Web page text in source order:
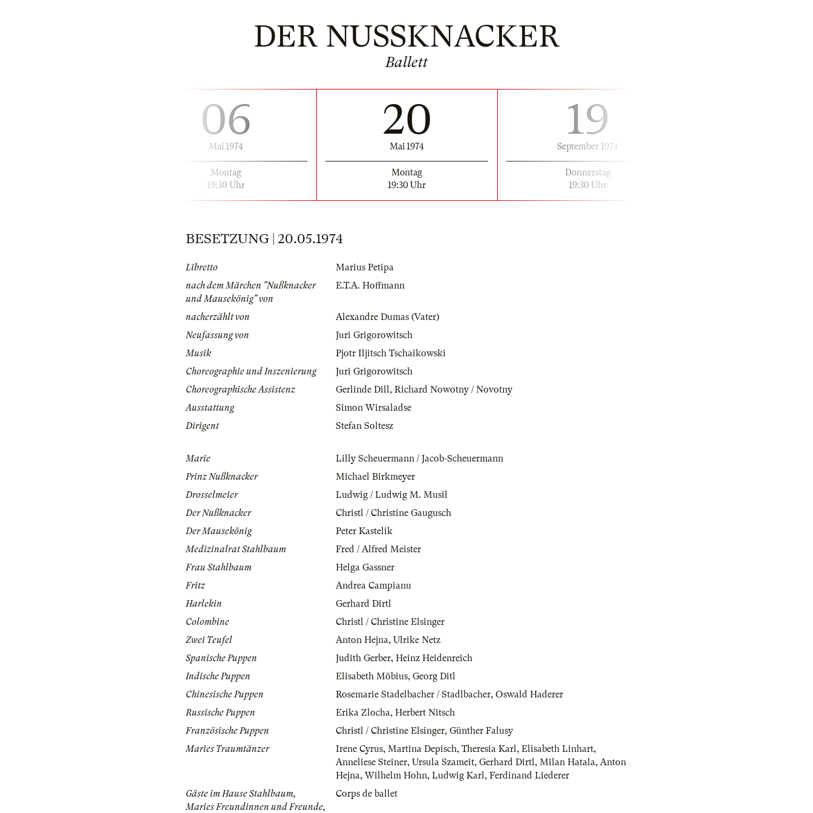
DER NUSSKNACKER
Ballett
06
Mai 1974
Montag
19:30 Uhr
20
Mai 1974
Montag
19:30 Uhr
19
September 1974
Donnerstag
19:30 Uhr
BESETZUNG | 20.05.1974
Libretto
Marius Petipa
nach dem Märchen "Nußknacker
und Mausekönig" von
E.T.A. Hoffmann
nacherzählt von
Alexandre Dumas (Vater)
Neufassung von
Juri Grigorowitsch
Musik
Pjotr Iljitsch Tschaikowski
Choreographie und Inszenierung
Juri Grigorowitsch
Choreographische Assistenz
Gerlinde Dill, Richard Nowotny / Novotny
Ausstattung
Simon Wirsaladse
Dirigent
Stefan Soltesz
Marie
Lilly Scheuermann / Jacob-Scheuermann
Prinz Nußknacker
Michael Birkmeyer
Drosselmeier
Ludwig / Ludwig M. Musil
Der Nußknacker
Christl / Christine Gaugusch
Der Mausekönig
Peter Kastelik
Medizinalrat Stahlbaum
Fred / Alfred Meister
Frau Stahlbaum
Helga Gassner
Fritz
Andrea Campianu
Harlekin
Gerhard Dirtl
Colombine
Christl / Christine Elsinger
Zwei Teufel
Anton Hejna, Ulrike Netz
Spanische Puppen
Judith Gerber, Heinz Heidenreich
Indische Puppen
Elisabeth Möbius, Georg Ditl
Chinesische Puppen
Rosemarie Stadelbacher / Stadlbacher, Oswald Haderer
Russische Puppen
Erika Zlocha, Herbert Nitsch
Französische Puppen
Christl / Christine Elsinger, Günther Falusy
Maries Traumtänzer
Irene Cyrus, Martina Depisch, Theresia Karl, Elisabeth Linhart,
Anneliese Steiner, Ursula Szameit, Gerhard Dirtl, Milan Hatala, Anton
Hejna, Wilhelm Hohn, Ludwig Karl, Ferdinand Liederer
Gäste im Hause Stahlbaum,
Maries Freundinnen und Freunde,
Corps de ballet